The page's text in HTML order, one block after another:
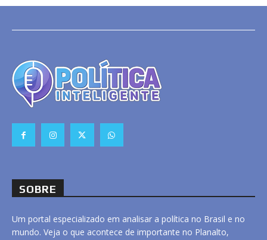
SOBRE
Um portal especializado em analisar a política no Brasil e no
mundo. Veja o que acontece de importante no Planalto,